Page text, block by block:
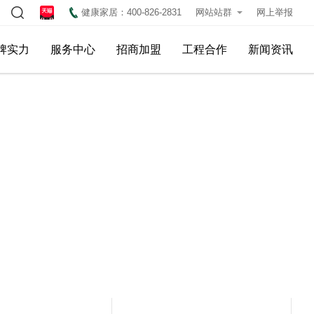
网上举报
网站站群
健康家居：400-826-2831
实力 服务中心 招商加盟 工程合作 新闻资讯